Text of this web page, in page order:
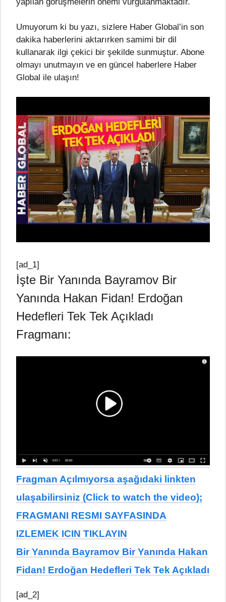
Umuyorum ki bu yazı, sizlere Haber Global’in son
dakika haberlerini aktarırken samimi bir dil
kullanarak ilgi çekici bir şekilde sunmuştur. Abone
olmayı unutmayın ve en güncel haberlere Haber
Global ile ulaşın!
[ad_1]
İşte Bir Yanında Bayramov Bir
Yanında Hakan Fidan! Erdoğan
Hedefleri Tek Tek Açıkladı
Fragmanı:
Fragman Açılmıyorsa aşağıdaki linkten
ulaşabilirsiniz (Click to watch the video);
FRAGMANI RESMI SAYFASINDA
IZLEMEK ICIN TIKLAYIN
Bir Yanında Bayramov Bir Yanında Hakan
Fidan! Erdoğan Hedefleri Tek Tek Açıkladı
[ad_2]